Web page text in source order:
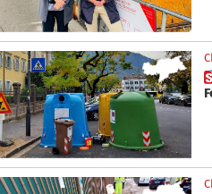
 Wenn